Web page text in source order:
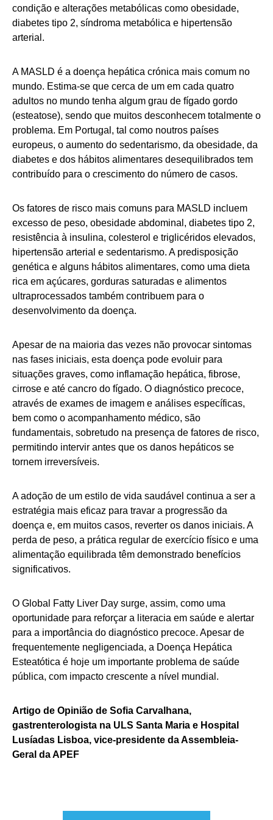
condição e alterações metabólicas como obesidade,
diabetes tipo 2, síndroma metabólica e hipertensão
arterial.
A MASLD é a doença hepática crónica mais comum no
mundo. Estima-se que cerca de um em cada quatro
adultos no mundo tenha algum grau de fígado gordo
(esteatose), sendo que muitos desconhecem totalmente o
problema. Em Portugal, tal como noutros países
europeus, o aumento do sedentarismo, da obesidade, da
diabetes e dos hábitos alimentares desequilibrados tem
contribuído para o crescimento do número de casos.
Os fatores de risco mais comuns para MASLD incluem
excesso de peso, obesidade abdominal, diabetes tipo 2,
resistência à insulina, colesterol e triglicéridos elevados,
hipertensão arterial e sedentarismo. A predisposição
genética e alguns hábitos alimentares, como uma dieta
rica em açúcares, gorduras saturadas e alimentos
ultraprocessados também contribuem para o
desenvolvimento da doença.
Apesar de na maioria das vezes não provocar sintomas
nas fases iniciais, esta doença pode evoluir para
situações graves, como inflamação hepática, fibrose,
cirrose e até cancro do fígado. O diagnóstico precoce,
através de exames de imagem e análises específicas,
bem como o acompanhamento médico, são
fundamentais, sobretudo na presença de fatores de risco,
permitindo intervir antes que os danos hepáticos se
tornem irreversíveis.
A adoção de um estilo de vida saudável continua a ser a
estratégia mais eficaz para travar a progressão da
doença e, em muitos casos, reverter os danos iniciais. A
perda de peso, a prática regular de exercício físico e uma
alimentação equilibrada têm demonstrado benefícios
significativos.
O Global Fatty Liver Day surge, assim, como uma
oportunidade para reforçar a literacia em saúde e alertar
para a importância do diagnóstico precoce. Apesar de
frequentemente negligenciada, a Doença Hepática
Esteatótica é hoje um importante problema de saúde
pública, com impacto crescente a nível mundial.
Artigo de Opinião de Sofia Carvalhana,
gastrenterologista na ULS Santa Maria e Hospital
Lusíadas Lisboa, vice-presidente da Assembleia-
Geral da APEF